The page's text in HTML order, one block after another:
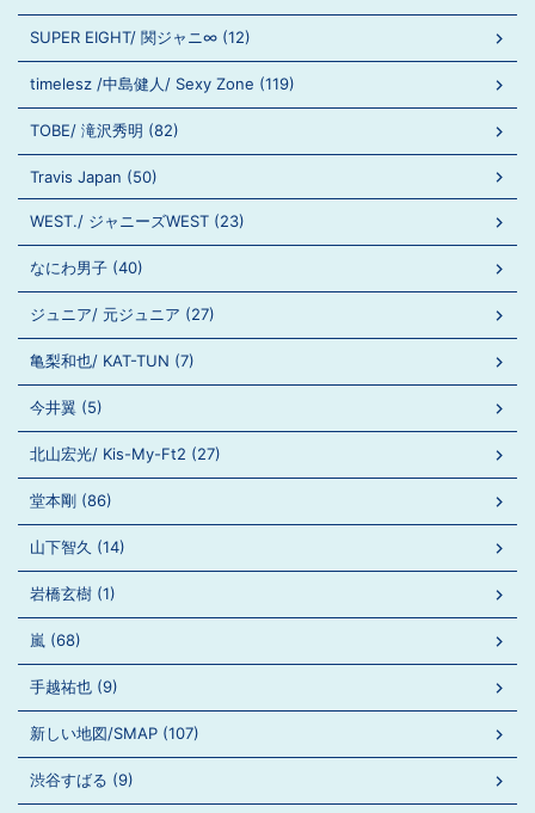
SUPER EIGHT/ 関ジャニ∞ (12)
timelesz /中島健人/ Sexy Zone (119)
TOBE/ 滝沢秀明 (82)
Travis Japan (50)
WEST./ ジャニーズWEST (23)
なにわ男子 (40)
ジュニア/ 元ジュニア (27)
亀梨和也/ KAT-TUN (7)
今井翼 (5)
北山宏光/ Kis-My-Ft2 (27)
堂本剛 (86)
山下智久 (14)
岩橋玄樹 (1)
嵐 (68)
手越祐也 (9)
新しい地図/SMAP (107)
渋谷すばる (9)